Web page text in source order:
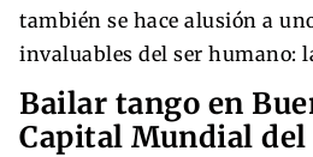
también se hace alusión a
invaluables del ser humano:
Bailar tango en
Capital Mundial del